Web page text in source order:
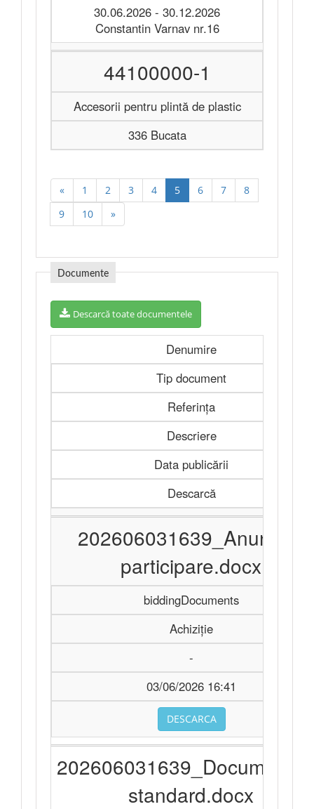
30.06.2026 - 30.12.2026
Constantin Varnav nr.16
44100000-1
Accesorii pentru plintă de plastic
336 Bucata
« 1 2 3 4 5 6 7
8
9
10 »
Documente
Descarcă toate documentele
Denumire
Tip document
Referința
Descriere
Data publicării
Descarcă
202606031639_Anunt de
participare.docx
biddingDocuments
Achiziție
-
03/06/2026 16:41
DESCARCA
standard.docx